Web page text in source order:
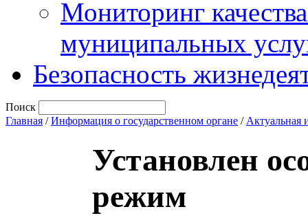
Мониторинг
муниципальных
Безопасность
Поиск
Главная /Информация о государственном органе / Актуальная
Установлен
режим